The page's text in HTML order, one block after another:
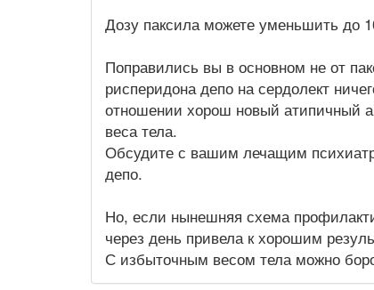
Дозу паксила можете уменьшить до
Поправились вы в основном не от
рисперидона депо на сердолект
отношении хорош новый атипичный
веса тела.
Обсудите с вашим лечащим
депо.
Но, если нынешняя схема
через день привела к хорошим
С избыточным весом тела можно